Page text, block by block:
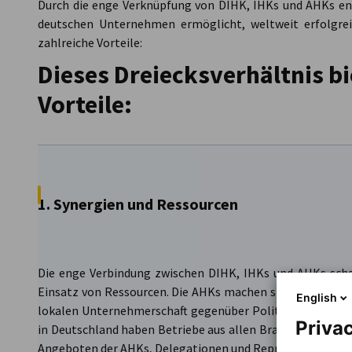
Durch die enge Verknüpfung von DIHK, IHKs und AHKs
deutschen Unternehmen ermöglicht, weltweit
zahlreiche Vorteile:
Dieses Dreiecksverhältnis
Vorteile:
1. Synergien und Ressourcen
Die enge Verbindung zwischen DIHK, IHKs und AHKs
Einsatz von Ressourcen. Die AHKs machen sich vor Ort
lokalen Unternehmerschaft gegenüber Politik und
in Deutschland haben Betriebe aus allen Branchen einen
Angeboten der AHKs, Delegationen und Repräsentanzen
English